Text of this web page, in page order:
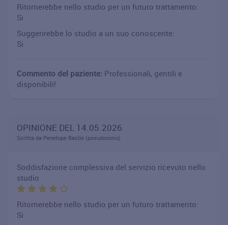
Ritornerebbe nello studio per un futuro trattamento:
Si
Suggerirebbe lo studio a un suo conoscente:
Si
Commento del paziente: Professionali, gentili e
disponibili!
OPINIONE DEL 14.05.2026
Scritta da Penelope Basile (pseudonimo)
Soddisfazione complessiva del servizio ricevuto nello
studio
Ritornerebbe nello studio per un futuro trattamento:
Si